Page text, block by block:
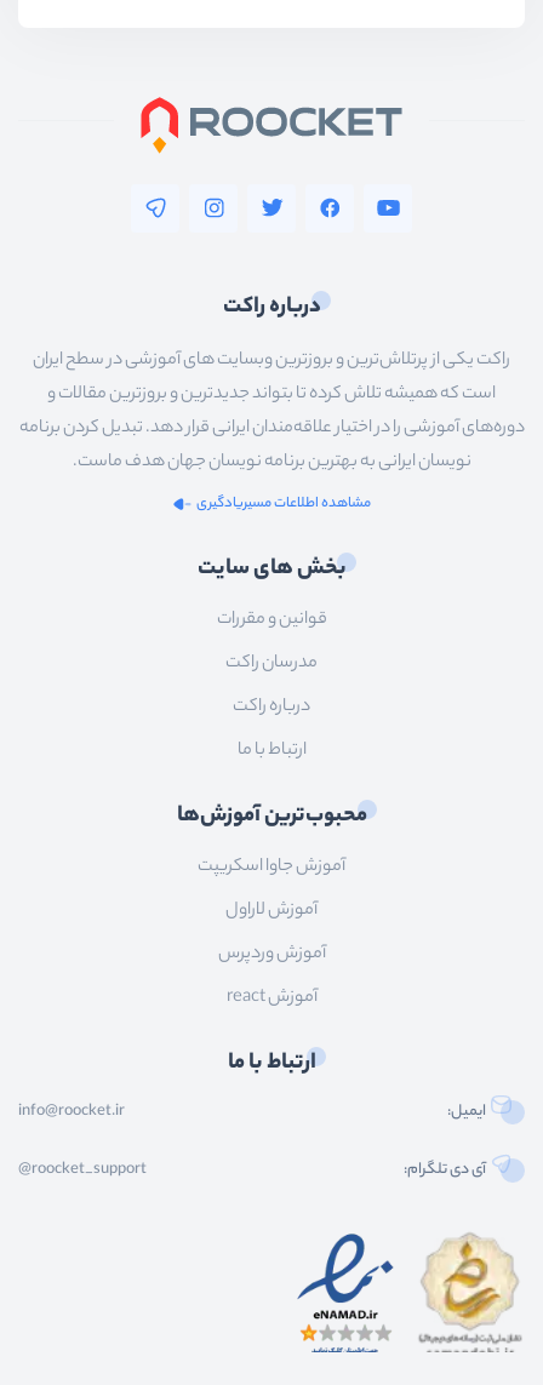
درباره راکت
راکت یکی از پرتلاش‌ترین و بروزترین وبسایت های آموزشی در سطح ایران
است که همیشه تلاش کرده تا بتواند جدیدترین و بروزترین مقالات و
دوره‌های آموزشی را در اختیار علاقه‌مندان ایرانی قرار دهد. تبدیل کردن برنامه
نویسان ایرانی به بهترین برنامه نویسان جهان هدف ماست.
مشاهده اطلاعات مسیریادگیری
بخش های سایت
قوانین و مقررات
مدرسان راکت
درباره راکت
ارتباط با ما
محبوب‌ترین آموزش‌ها
آموزش جاوا اسکریپت
آموزش لاراول
آموزش وردپرس
آموزش react
ارتباط با ما
ایمیل: info@roocket.ir
آی دی تلگرام: @roocket_support